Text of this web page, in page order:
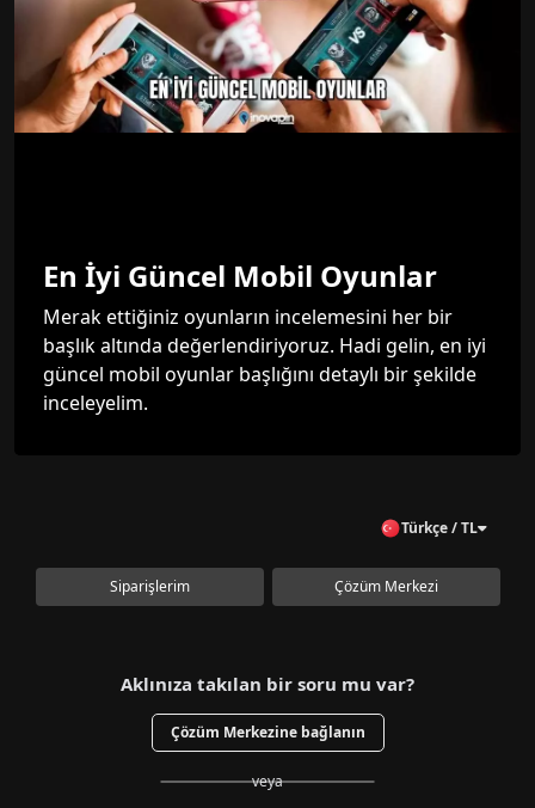
En İyi Güncel Mobil Oyunlar
Merak ettiğiniz oyunların incelemesini her bir
başlık altında değerlendiriyoruz. Hadi gelin, en iyi
güncel mobil oyunlar başlığını detaylı bir şekilde
inceleyelim.
Türkçe / TL
Siparişlerim Çözüm Merkezi
Aklınıza takılan bir soru mu var?
Çözüm Merkezine bağlanın
veya